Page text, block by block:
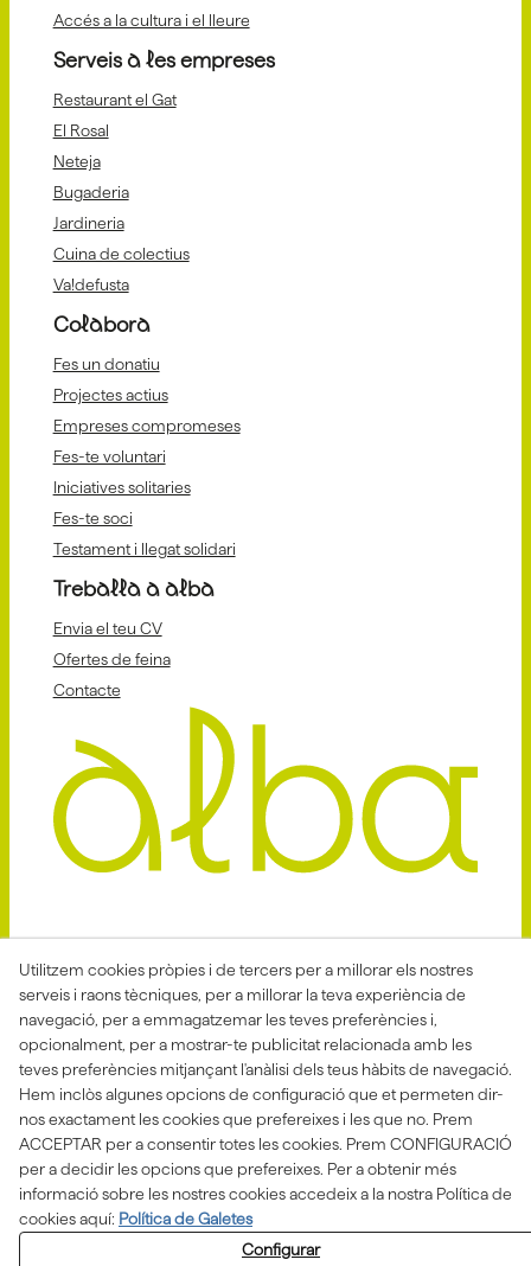
Accés a la cultura i el lleure
Serveis a les empreses
Restaurant el Gat
El Rosal
Neteja
Bugaderia
Jardineria
Cuina de colectius
Va!defusta
Colabora
Fes un donatiu
Projectes actius
Empreses compromeses
Fes-te voluntari
Iniciatives solitaries
Fes-te soci
Testament i llegat solidari
Treballa a alba
Envia el teu CV
Ofertes de feina
Contacte
Política de Cookies Condicions de venda
Declaració d'accessibilitat
Canal de denúncies
Aquesta actuació està impulsada i subvencionada pel
Departament d'Empresa i Treball i finançada pel Fons
Social Europeu com a part de la resposta de la Unió
Europea a la pandèmia de COVID-19.
Utilitzem cookies pròpies i de tercers per a millorar els nostres
serveis i raons tècniques, per a millorar la teva experiència de
navegació, per a emmagatzemar les teves preferències i,
opcionalment, per a mostrar-te publicitat relacionada amb les
teves preferències mitjançant l'anàlisi dels teus hàbits de navegació.
Hem inclòs algunes opcions de configuració que et permeten dir-
nos exactament les cookies que prefereixes i les que no. Prem
ACCEPTAR per a consentir totes les cookies. Prem CONFIGURACIÓ
per a decidir les opcions que prefereixes. Per a obtenir més
informació sobre les nostres cookies accedeix a la nostra Política de
cookies aquí: Política de Galetes
Configurar